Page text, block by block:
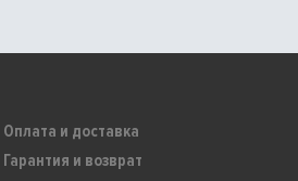
Оплата и доставка
Гарантия и возврат